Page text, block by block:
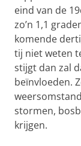
eind van de
zo’n 1,1
komende
tij niet weten
stijgt dan zal
beïnvloeden.
stormen,
krijgen.